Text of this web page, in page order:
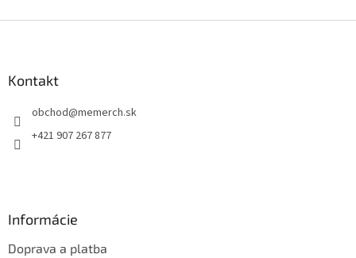
Kontakt
obchod@memerch.sk
+421 907 267 877
Informácie
Doprava a platba